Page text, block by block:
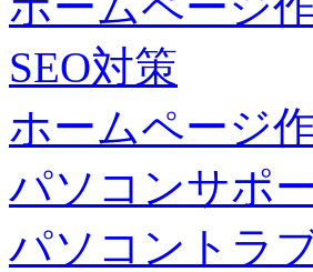
SEO対策
ホームページ
パソコンサポ
パソコントラ